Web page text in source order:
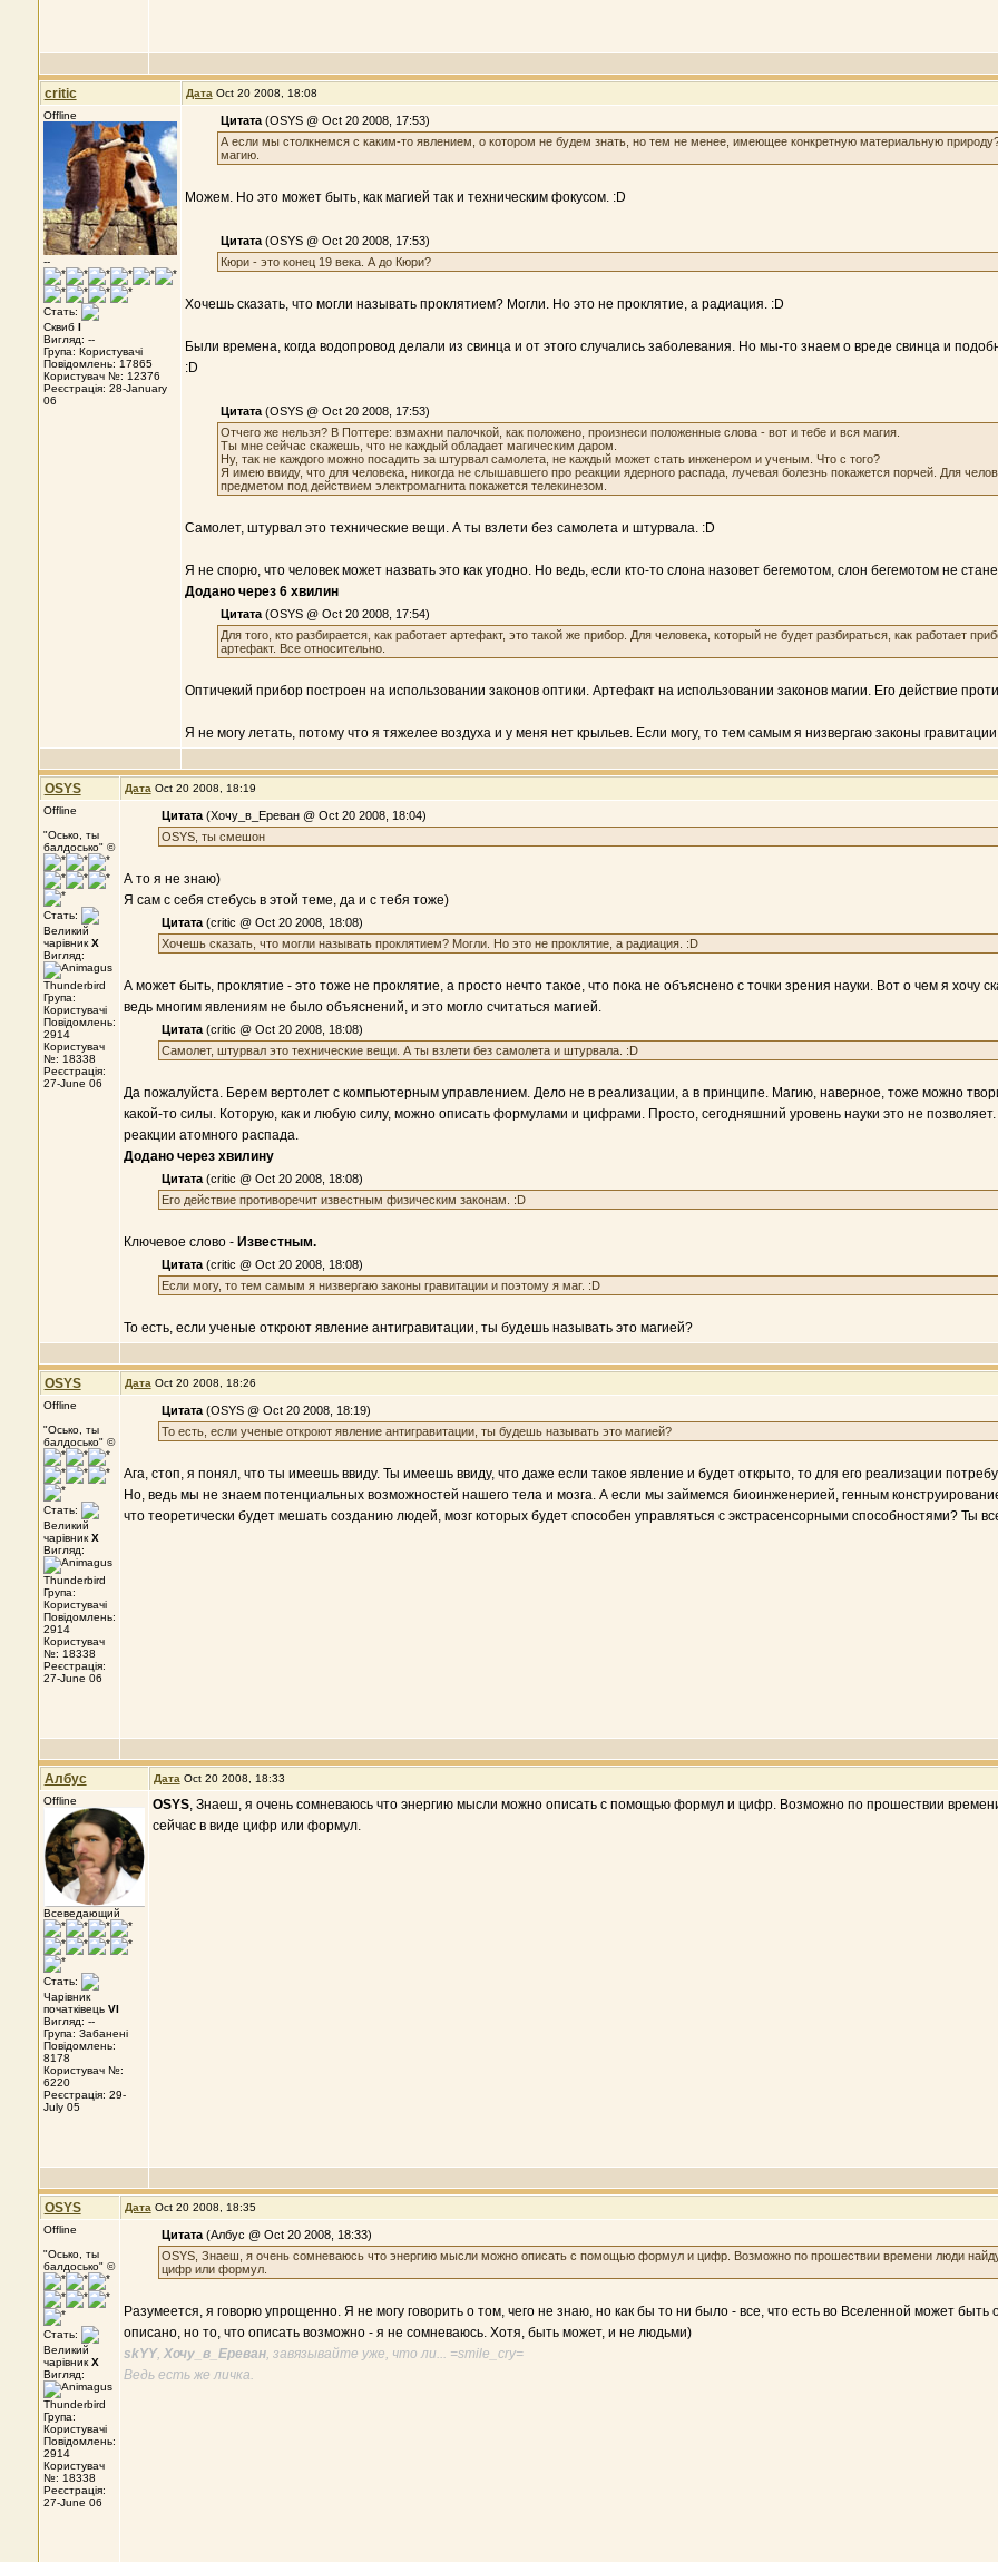
critic Дата Oct 20 2008, 18:08
Offline
--
Стать:
Сквиб I
Вигляд: --
Група: Користувачі
Повідомлень: 17865
Користувач №: 12376
Реєстрація: 28-January
06
Цитата (OSYS @ Oct 20 2008, 17:53)
А если мы столкнемся с каким-то явлением, о котором не будем знать, но тем не менее, имеющее конкретную материальную
магию.
Можем. Но это может быть, как магией так и техническим фокусом. :D
Цитата (OSYS @ Oct 20 2008, 17:53)
Кюри - это конец 19 века. А до Кюри?
Хочешь сказать, что могли называть проклятием? Могли. Но это не проклятие, а радиация. :D
Были времена, когда водопровод делали из свинца и от этого случались заболевания. Но мы-то знаем о вреде свинца и
:D
Цитата (OSYS @ Oct 20 2008, 17:53)
Отчего же нельзя? В Поттере: взмахни палочкой, как положено, произнеси положенные слова - вот и тебе и вся магия.
Ты мне сейчас скажешь, что не каждый обладает магическим даром.
Ну, так не каждого можно посадить за штурвал самолета, не каждый может стать инженером и ученым. Что с того?
Я имею ввиду, что для человека, никогда не слышавшего про реакции ядерного распада, лучевая болезнь покажется порчей. Для
предметом под действием электромагнита покажется телекинезом.
Самолет, штурвал это технические вещи. А ты взлети без самолета и штурвала. :D
Я не спорю, что человек может назвать это как угодно. Но ведь, если кто-то слона назовет бегемотом, слон бегемотом не
Додано через 6 хвилин
Цитата (OSYS @ Oct 20 2008, 17:54)
Для того, кто разбирается, как работает артефакт, это такой же прибор. Для человека, который не будет разбираться, как работает
артефакт. Все относительно.
Оптичекий прибор построен на использовании законов оптики. Артефакт на использовании законов магии. Его действие
Я не могу летать, потому что я тяжелее воздуха и у меня нет крыльев. Если могу, то тем самым я низвергаю законы
OSYS Дата Oct 20 2008, 18:19
Offline
"Осько, ты
балдосько" ©
Стать:
Великий
чарівник X
Вигляд:
Група:
Користувачі
Повідомлень:
2914
Користувач
№: 18338
Реєстрація:
27-June 06
Цитата(Хочу_в_Ереван @ Oct 20 2008, 18:04)
OSYS, ты смешон
А то я не знаю)
Я сам с себя стебусь в этой теме, да и с тебя тоже)
Цитата(critic @ Oct 20 2008, 18:08)
Хочешь сказать, что могли называть проклятием? Могли. Но это не проклятие, а радиация. :D
А может быть, проклятие - это тоже не проклятие, а просто нечто такое, что пока не объяснено с точки зрения науки. Вот о чем я
ведь многим явлениям не было объяснений, и это могло считаться магией.
Цитата(critic @ Oct 20 2008, 18:08)
Самолет, штурвал это технические вещи. А ты взлети без самолета и штурвала. :D
Да пожалуйста. Берем вертолет с компьютерным управлением. Дело не в реализации, а в принципе. Магию, наверное, тоже можно
какой-то силы. Которую, как и любую силу, можно описать формулами и цифрами. Просто, сегодняшний уровень науки это не
реакции атомного распада.
Додано через хвилину
Цитата(critic @ Oct 20 2008, 18:08)
Его действие противоречит известным физическим законам. :D
Ключевое слово - Известным.
Цитата(critic @ Oct 20 2008, 18:08)
Если могу, то тем самым я низвергаю законы гравитации и поэтому я маг. :D
То есть, если ученые откроют явление антигравитации, ты будешь называть это магией?
OSYS Дата Oct 20 2008, 18:26
Offline
"Осько, ты
балдосько" ©
Стать:
Великий
чарівник X
Вигляд:
Група:
Користувачі
Повідомлень:
2914
Користувач
№: 18338
Реєстрація:
27-June 06
Цитата(OSYS @ Oct 20 2008, 18:19)
То есть, если ученые откроют явление антигравитации, ты будешь называть это магией?
Ага, стоп, я понял, что ты имеешь ввиду. Ты имеешь ввиду, что даже если такое явление и будет открыто, то для его реализации
Но, ведь мы не знаем потенциальных возможностей нашего тела и мозга. А если мы займемся биоинженерией, генным
что теоретически будет мешать созданию людей, мозг которых будет способен управляться с экстрасенсорными способностями? Ты
Албус Дата Oct 20 2008, 18:33
Offline
Всеведающий
Стать:
Чарівник
початківець VI
Вигляд: --
Група: Забанені
Повідомлень:
8178
Користувач №:
6220
Реєстрація: 29-
July 05
OSYS, Знаеш, я очень сомневаюсь что энергию мысли можно описать с помощью формул и цифр. Возможно по прошествии
сейчас в виде цифр или формул.
OSYS Дата Oct 20 2008, 18:35
Offline
"Осько, ты
балдосько" ©
Стать:
Великий
чарівник X
Вигляд:
Група:
Користувачі
Повідомлень:
2914
Користувач
№: 18338
Реєстрація:
27-June 06
Цитата(Албус @ Oct 20 2008, 18:33)
OSYS, Знаеш, я очень сомневаюсь что энергию мысли можно описать с помощью формул и цифр. Возможно по прошествии времени люди
цифр или формул.
Разумеется, я говорю упрощенно. Я не могу говорить о том, чего не знаю, но как бы то ни было - все, что есть во Вселенной может
описано, но то, что описать возможно - я не сомневаюсь. Хотя, быть может, и не людьми)
skYY, Хочу_в_Ереван, завязывайте уже, что ли... =smile_cry=
Ведь есть же личка.